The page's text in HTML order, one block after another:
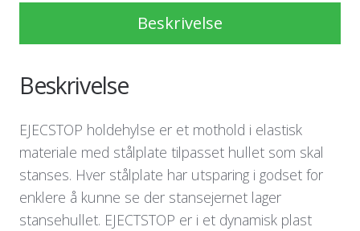
Beskrivelse
Beskrivelse
EJECSTOP holdehylse er et mothold i elastisk
materiale med stålplate tilpasset hullet som skal
stanses. Hver stålplate har utsparing i godset for
enklere å kunne se der stansejernet lager
stansehullet. EJECTSTOP er i et dynamisk plast